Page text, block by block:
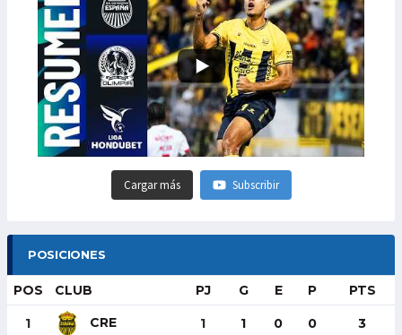
Cargar más Subscribir
POSICIONES
POS CLUB PJ G E P PTS
1 CRE 1 1 0 0 3